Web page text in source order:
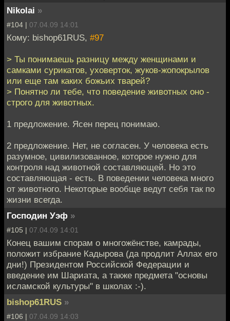
Nikolai »
#104 | 07.04.09 14:01
Кому: bishop61RUS, #97
> Ты понимаешь разницу между женщинами и
самками сурикатов, уховерток, жуков-жопокрылов
или еще там каких божьих тварей?
> Понятно ли тебе, что поведение животных оно -
строго для животных.
1 предложение. Ясен перец понимаю.
2 предложение. Нет, не согласен. У человека есть
разумное, цивилизованное, которое нужно для
контроля над животной составляющей. Но это
составляющая - есть. В поведении человека много
от животного. Некоторые вообще ведут себя так по
жизни всегда.
Господин Уэф »
#105 | 07.04.09 14:01
Конец вашим спорам о многожёнстве, камрады,
положит избрание Кадырова (да продлит Аллах его
дни!) Президентом Российской Федерации и
введение им Шариата, а также предмета "основы
исламской культуры" в школах :-).
bishop61RUS »
#106 | 07.04.09 14:03